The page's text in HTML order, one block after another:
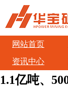
网站首页
资讯中心
1.1亿吨、